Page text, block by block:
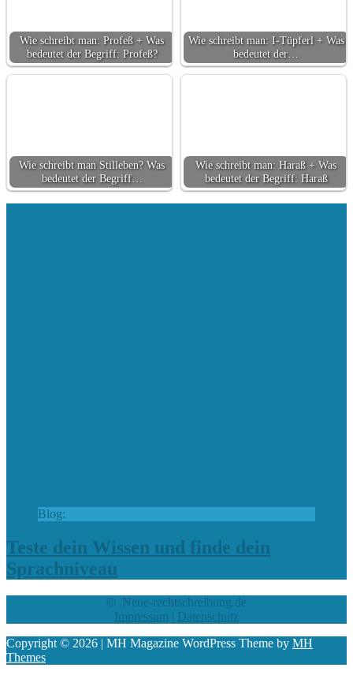
Wie schreibt man: Profeß + Was
bedeutet der Begriff: Profeß?
Wie schreibt man: I-Tüpferl + Was
bedeutet der…
Wie schreibt man Stilleben? Was
bedeutet der Begriff…
Wie schreibt man: Haraß + Was
bedeutet der Begriff: Haraß
Blog:
Teste dein Wissen und finde dein
Sprachniveau
© Neue-rechtschreibung.de
Impressum | Datenschutz
Copyright © 2026 | MH Magazine WordPress Theme by MH
Themes